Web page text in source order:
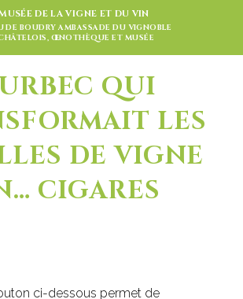
DE LA VIGNE ET DU VIN
DE BOUDRY AMBASSADE DU VIGNOBLE
ŒNOTHÈQUE ET MUSÉE
QUI
LES
DE VIGNE
CIGARES
ci-dessous permet de